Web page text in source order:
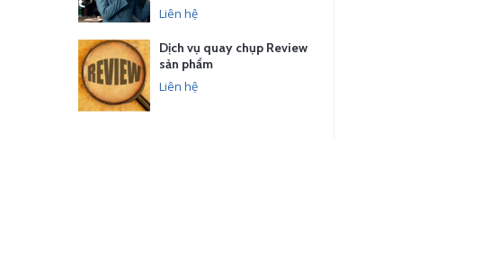
Liên hệ
Dịch vụ quay chụp Review
sản phẩm
Liên hệ